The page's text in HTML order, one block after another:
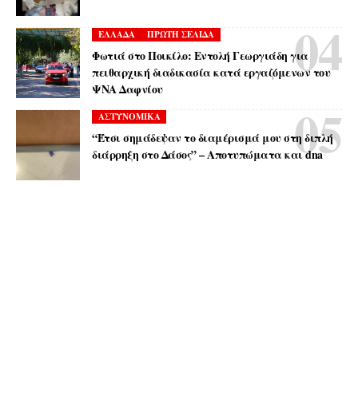
ΕΛΛΑΔΑ ΠΡΩΤΗ ΣΕΛΙΔΑ
Φωτιά στο Ποικίλο: Εντολή Γεωργιάδη για
πειθαρχική διαδικασία κατά εργαζόμενων του
ΨΝΑ Δαφνίου
ΑΣΤΥΝΟΜΙΚΑ
“Έτσι σημάδεψαν το διαμέρισμά μου στη διπλή
διάρρηξη στο Δάσος” – Αποτυπώματα και dna